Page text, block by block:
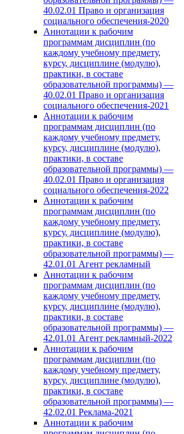
40.02.01 Право и организация
социального обеспечения-2020
Аннотации к рабочим
программам дисциплин (по
каждому учебному предмету,
курсу, дисциплине (модулю),
практики, в составе
образовательной программы) —
40.02.01 Право и организация
социального обеспечения-2021
Аннотации к рабочим
программам дисциплин (по
каждому учебному предмету,
курсу, дисциплине (модулю),
практики, в составе
образовательной программы) —
40.02.01 Право и организация
социального обеспечения-2022
Аннотации к рабочим
программам дисциплин (по
каждому учебному предмету,
курсу, дисциплине (модулю),
практики, в составе
образовательной программы) —
42.01.01 Агент рекламный
Аннотации к рабочим
программам дисциплин (по
каждому учебному предмету,
курсу, дисциплине (модулю),
практики, в составе
образовательной программы) —
42.01.01 Агент рекламный-2022
Аннотации к рабочим
программам дисциплин (по
каждому учебному предмету,
курсу, дисциплине (модулю),
практики, в составе
образовательной программы) —
42.02.01 Реклама-2021
Аннотации к рабочим